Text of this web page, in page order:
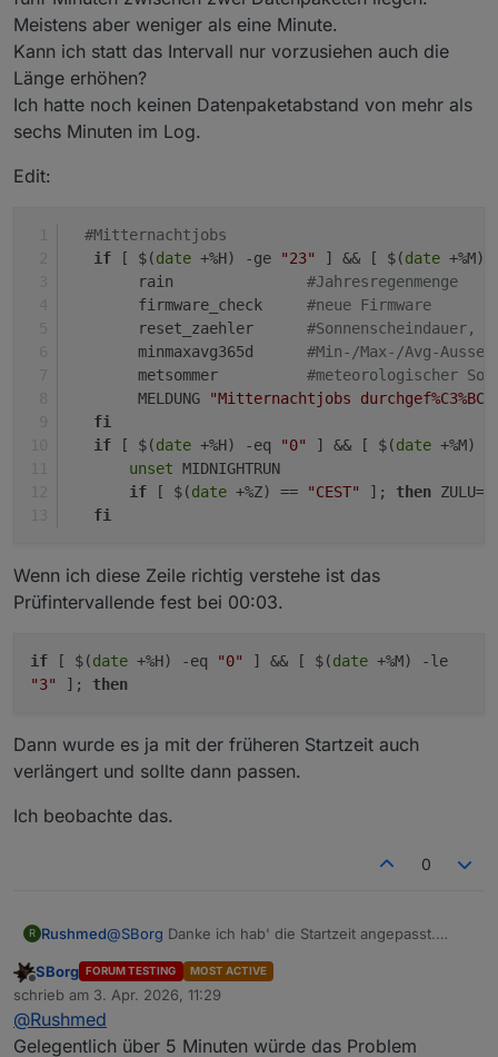
gut aus. Es kamen in dem Zeitraum immer mehrere
Pakete an.
Ich habe das am DP "Wetterstation.Zeitstempel"
geprüft. Reicht der aus um ein valides Datenpaket
zu erkennen?
doch mal 3 Minuten vor. Ändere mal in der "sh"
auf-ge "55"zum testen. Dann rutschen zwar ggf.
einige Werte von 23:55 Uhr bis 23:59 Uhr in den
Folgetag, dürfte aber verschmerzbar sein und ist ja auch
nur erstmal zum testen.
Meistens aber weniger als eine Minute.
Kann ich statt das Intervall nur vorzusiehen auch die
Länge erhöhen?
Ich hatte noch keinen Datenpaketabstand von mehr als
sechs Minuten im Log.
Edit:
#Mitternachtjobs
if [ $(date +%H) -ge "23" ] && [ $(date
        rain
#Jahresregenmenge
        firmware_check
#neue Firmware
        reset_zaehler
#Sonnenscheindauer,
        minmaxavg365d
#Min-/Max-/Avg-
        metsommer
#meteorologischer
        MELDUNG
"Mitternachtjobs
fi
if [ $(date +%H) -eq "0" ] && [ $(date +%M)
unset MIDNIGHTRUN
if [ $(date +%Z) == "CEST" ]; then
fi
Wenn ich diese Zeile richtig verstehe ist das
Prüfintervallende fest bei 00:03.
if [ $(date +%H) -eq "0" ] && [ $(date +%M) -le
"3"
]; then
Dann wurde es ja mit der früheren Startzeit auch
verlängert und sollte dann passen.
Ich beobachte das.
0
R Rushmed@SBorg Danke ich hab' die Startzeit angepasst.
über fünf Minuten zwischen zwei Datenpaketen
liegen. Meistens aber weniger als eine Minute.
Länge erhöhen?
Edit:
if [ $(date +%H) -ge "23" ] && [ $(date
Offline
SBorg FORUM TESTING MOST ACTIVE
schrieb am 3. Apr. 2026, 11:29
zuletzt editiert von
@Rushmed
Gelegentlich über 5 Minuten würde das Problem